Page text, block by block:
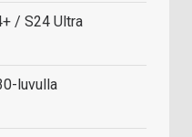
/ S24 Ultra
luvulla